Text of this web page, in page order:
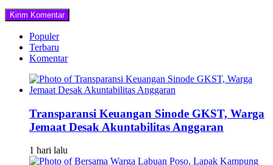
Populer
Terbaru
Komentar
Transparansi Keuangan Sinode GKST, Warga
Jemaat Desak Akuntabilitas Anggaran
1 hari lalu